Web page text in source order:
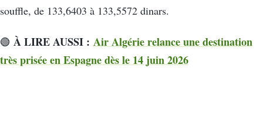
souffle, de 133,6403 à 133,5572 dinars.
🟢 À LIRE AUSSI : Air Algérie relance une destination
très prisée en Espagne dès le 14 juin 2026